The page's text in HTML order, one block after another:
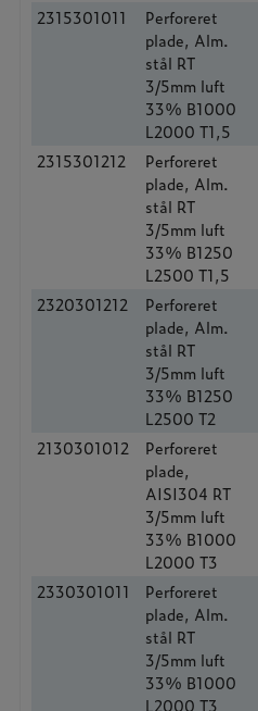
2315301011
Perforeret
plade, Alm.
stål RT
3/5mm luft
33% B1000
L2000 T1,5
2315301212
Perforeret
plade, Alm.
stål RT
3/5mm luft
33% B1250
L2500 T1,5
2320301212
Perforeret
plade, Alm.
stål RT
3/5mm luft
33% B1250
L2500 T2
2130301012
Perforeret
plade,
AISI304 RT
3/5mm luft
33% B1000
L2000 T3
2330301011
Perforeret
plade, Alm.
stål RT
3/5mm luft
33% B1000
L2000 T3